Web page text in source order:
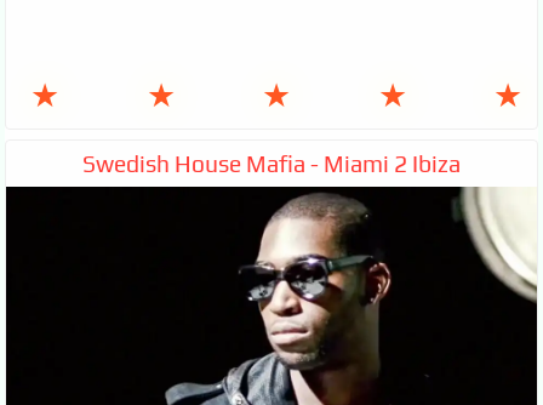
★ ★ ★ ★ ★
Swedish House Mafia - Miami 2 Ibiza